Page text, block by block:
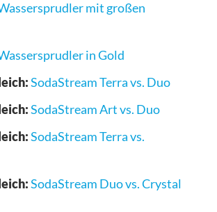
mit großen
in Gold
SodaStream Terra vs. Duo
SodaStream Art vs. Duo
SodaStream Terra vs.
SodaStream Duo vs. Crystal